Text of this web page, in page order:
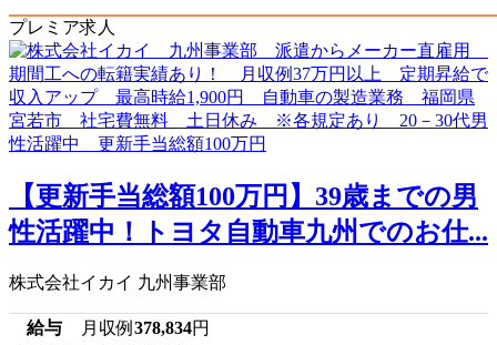
プレミア求人
【更新手当総額100万円】39歳までの男
性活躍中！トヨタ自動車九州でのお仕...
株式会社イカイ 九州事業部
給与 月収例 378,834円